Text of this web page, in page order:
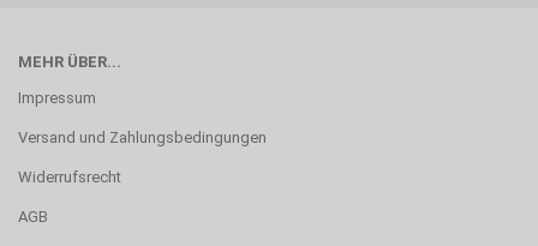
MEHR ÜBER...
Impressum
Versand und Zahlungsbedingungen
Widerrufsrecht
AGB